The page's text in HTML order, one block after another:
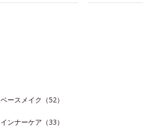
ベースメイク（52）
インナーケア（33）